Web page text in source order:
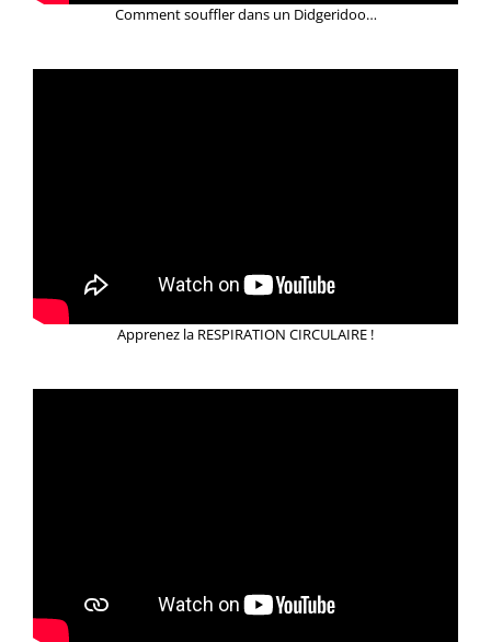
Comment souffler dans un Didgeridoo…
Apprenez la RESPIRATION CIRCULAIRE !